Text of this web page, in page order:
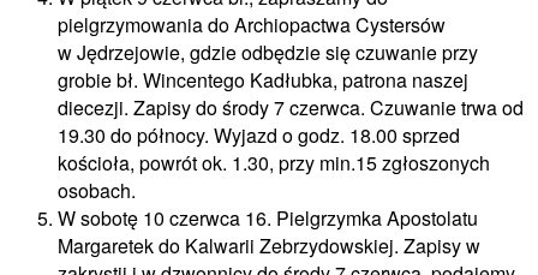
pielgrzymowania do Archiopactwa Cystersów
w Jędrzejowie, gdzie odbędzie się czuwanie przy
grobie bł. Wincentego Kadłubka, patrona naszej
diecezji. Zapisy do środy 7 czerwca. Czuwanie trwa od
19.30 do północy. Wyjazd o godz. 18.00 sprzed
kościoła, powrót ok. 1.30, przy min.15 zgłoszonych
osobach.
W sobotę 10 czerwca 16. Pielgrzymka Apostolatu
Margaretek do Kalwarii Zebrzydowskiej. Zapisy w